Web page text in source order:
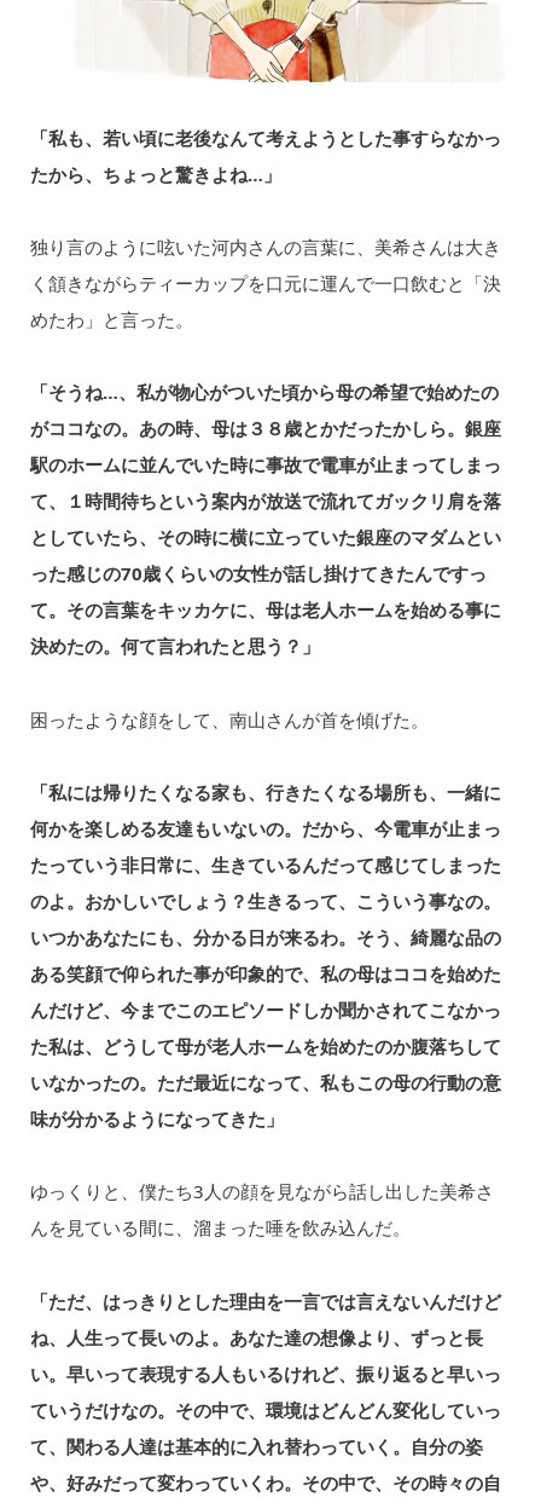
「私も、若い頃に老後なんて考えようとした事すらなかっ
たから、ちょっと驚きよね…」
独り言のように呟いた河内さんの言葉に、美希さんは大き
く頷きながらティーカップを口元に運んで一口飲むと「決
めたわ」と言った。
「そうね…、私が物心がついた頃から母の希望で始めたの
がココなの。あの時、母は３８歳とかだったかしら。銀座
駅のホームに並んでいた時に事故で電車が止まってしまっ
て、１時間待ちという案内が放送で流れてガックリ肩を落
としていたら、その時に横に立っていた銀座のマダムとい
った感じの70歳くらいの女性が話し掛けてきたんですっ
て。その言葉をキッカケに、母は老人ホームを始める事に
決めたの。何て言われたと思う？」
困ったような顔をして、南山さんが首を傾げた。
「私には帰りたくなる家も、行きたくなる場所も、一緒に
何かを楽しめる友達もいないの。だから、今電車が止まっ
たっていう非日常に、生きているんだって感じてしまった
のよ。おかしいでしょう？生きるって、こういう事なの。
いつかあなたにも、分かる日が来るわ。そう、綺麗な品の
ある笑顔で仰られた事が印象的で、私の母はココを始めた
んだけど、今までこのエピソードしか聞かされてこなかっ
た私は、どうして母が老人ホームを始めたのか腹落ちして
いなかったの。ただ最近になって、私もこの母の行動の意
味が分かるようになってきた」
ゆっくりと、僕たち3人の顔を見ながら話し出した美希さ
んを見ている間に、溜まった唾を飲み込んだ。
「ただ、はっきりとした理由を一言では言えないんだけど
ね、人生って長いのよ。あなた達の想像より、ずっと長
い。早いって表現する人もいるけれど、振り返ると早いっ
ていうだけなの。その中で、環境はどんどん変化していっ
て、関わる人達は基本的に入れ替わっていく。自分の姿
や、好みだって変わっていくわ。その中で、その時々の自